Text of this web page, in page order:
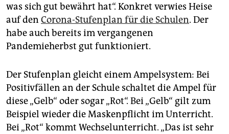
was sich gut bewährt hat“. Konkret verwies Heise
auf den Corona-Stufenplan für die Schulen. Der
habe auch bereits im vergangenen
Pandemieherbst gut funktioniert.
Der Stufenplan gleicht einem Ampelsystem: Bei
Positivfällen an der Schule schaltet die Ampel für
diese „Gelb“ oder sogar „Rot“. Bei „Gelb“ gilt zum
Beispiel wieder die Maskenpflicht im Unterricht.
Bei „Rot“ kommt Wechselunterricht. „Das ist sehr